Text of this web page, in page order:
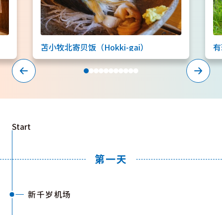
苫小牧北寄贝饭（Hokki-gai）
Start
第一天
新千岁机场